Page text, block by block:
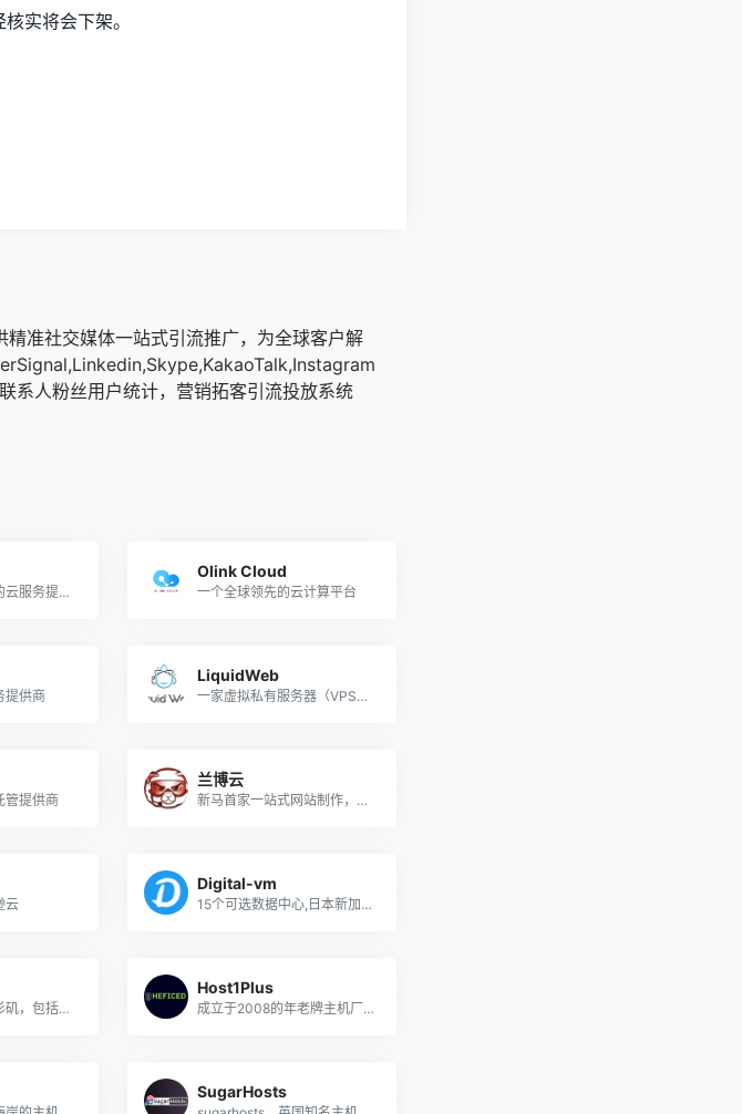
实将会下架。
准社交媒体一站式引流推广，为全球客户解
系人粉丝用户统计，营销拓客引流投放系统
一家全球范围内的云服务提供商
Olink Cloud
一个全球领先的云计算平台
提供商
LiquidWeb
一家虚拟私有服务器（VPS），云服务器，专用服务器和基础架构即服务（IaaS）提供商
管提供商
兰博云
新马首家一站式网站制作，营销，云服务器代理，论坛等一站式推广公司
云
Digital-vm
15个可选数据中心,日本新加坡机房多，速度快，支持支付宝付款
主要运作美国洛杉矶，包括：虚拟主机、VPS、独立服务器，尤其是VPS，配置高（大内存、大硬盘、大流量），价格低，还有Windows系统；支持支付宝、PayPal等付款
Host1Plus
成立于2008的年老牌主机厂商，支持支付宝付款
SugarHosts